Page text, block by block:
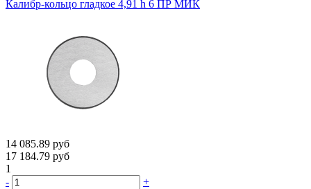
Калибр-кольцо гладкое 4,91 h 6 ПР МИК
14 085.89 руб
17 184.79 руб
1
-
+